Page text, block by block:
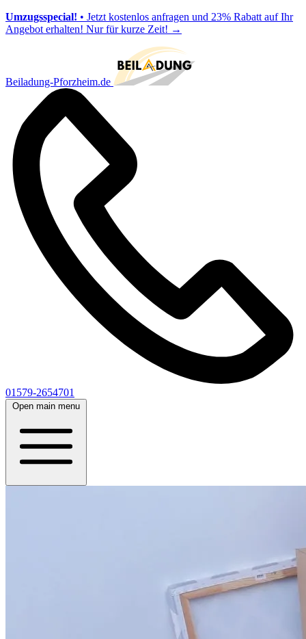
Umzugsspecial! • Jetzt kostenlos anfragen und 23% Rabatt auf Ihr
Angebot erhalten! Nur für kurze Zeit! →
Beiladung-Pforzheim.de
01579-2654701
Open main menu